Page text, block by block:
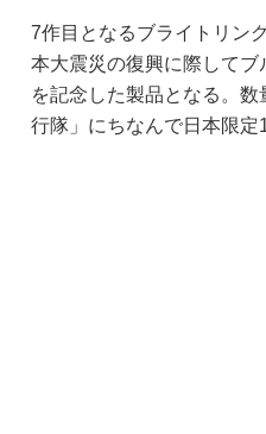
7作目となるブライトリン
本大震災の復興に際して
を記念した製品となる。
行隊」にちなんで日本限定